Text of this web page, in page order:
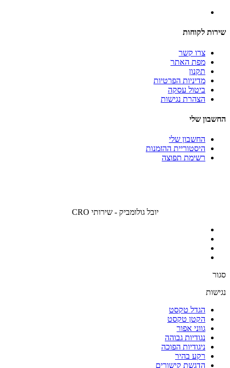
שירות לקוחות
צרו קשר
מפת האתר
תקנון
מדיניות הפרטיות
ביטול עסקה
הצהרת נגישות
החשבון שלי
החשבון שלי
היסטוריית ההזמנות
רשימת תפוצה
יובל גולומביק - שירותי CRO
סגור
נגישות
הגדל טקסט
הקטן טקסט
גווני אפור
נגודיות גבוהה
ניגודיות הפוכה
רקע בהיר
הדגשת קישורים